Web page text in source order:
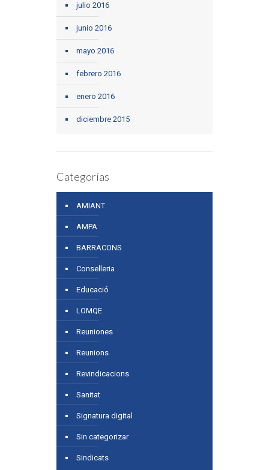
julio 2016
junio 2016
mayo 2016
febrero 2016
enero 2016
diciembre 2015
Categorías
AMIANT
AMPA
BARRACONS
Conselleria
Educació
LOMQE
Reuniones
Reunions
Revindicacions
Sanitat
Signatura digital
Sin categorizar
Sindicats